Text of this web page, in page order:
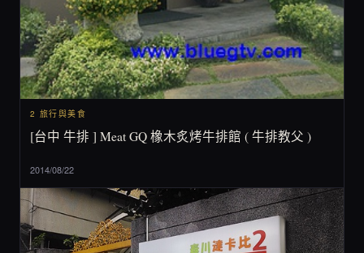
2 旅行與美食
[台中 牛排 ] Meat GQ 橡木炙烤牛排館 ( 牛排教父 )
2014/08/22